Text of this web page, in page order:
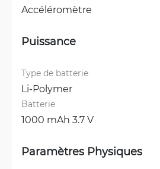
Accéléromètre
Puissance
Type de batterie
Li-Polymer
Batterie
1000 mAh 3.7 V
Paramètres Physiques